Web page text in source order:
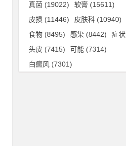
真菌 (19022) 软膏 (15611)
皮损 (11446) 皮肤科 (10940)
食物 (8495) 感染 (8442) 症状
头皮 (7415) 可能 (7314)
白癜风 (7301)